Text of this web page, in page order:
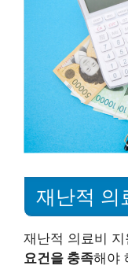
재난적 의
재난적 의료비
요건을 충족해야